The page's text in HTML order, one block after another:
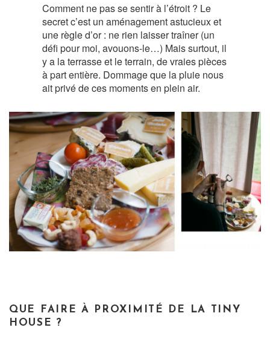
Comment ne pas se sentir à l’étroit ? Le
secret c’est un aménagement astucieux et
une règle d’or : ne rien laisser traîner (un
défi pour moi, avouons-le…) Mais surtout, il
y a la terrasse et le terrain, de vraies pièces
à part entière. Dommage que la pluie nous
ait privé de ces moments en plein air.
QUE FAIRE À PROXIMITÉ DE LA TINY
HOUSE ?